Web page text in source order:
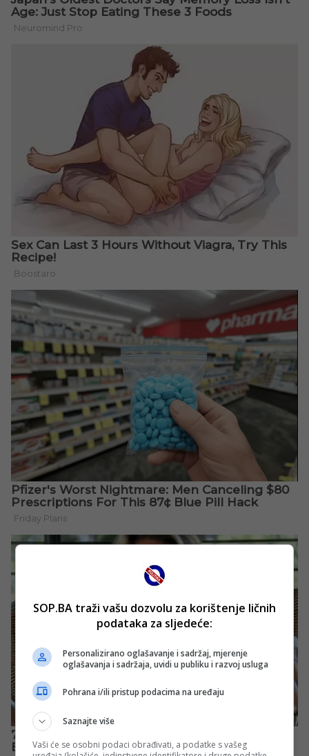
SOP.BA traži vašu dozvolu za korištenje ličnih
podataka za sljedeće:
Personalizirano oglašavanje i sadržaj, mjerenje
oglašavanja i sadržaja, uvidi u publiku i razvoj usluga
Pohrana i/ili pristup podacima na uređaju
Saznajte više
Vaši će se osobni podaci obrađivati, a podatke s vašeg